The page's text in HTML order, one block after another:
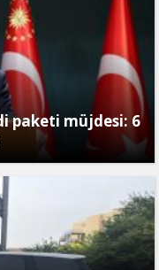
paketi müjdesi: 6